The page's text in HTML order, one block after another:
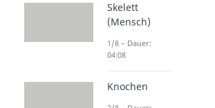
Skelett
(Mensch)
1/8 – Dauer:
04:08
Knochen